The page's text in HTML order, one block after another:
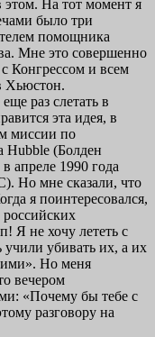
этом. На тот момент я
было три
помощника
Мне это совершенно
Конгрессом и всем
Хьюстон.
раз слетать в
эта идея, в
миссии по
Hubble (Болден
апреле 1990 года
Но мне сказали, что
я поинтересовался,
Я не хочу лететь с
убивать их, а их
Но меня
вечером
«Почему бы тебе с
разговору на